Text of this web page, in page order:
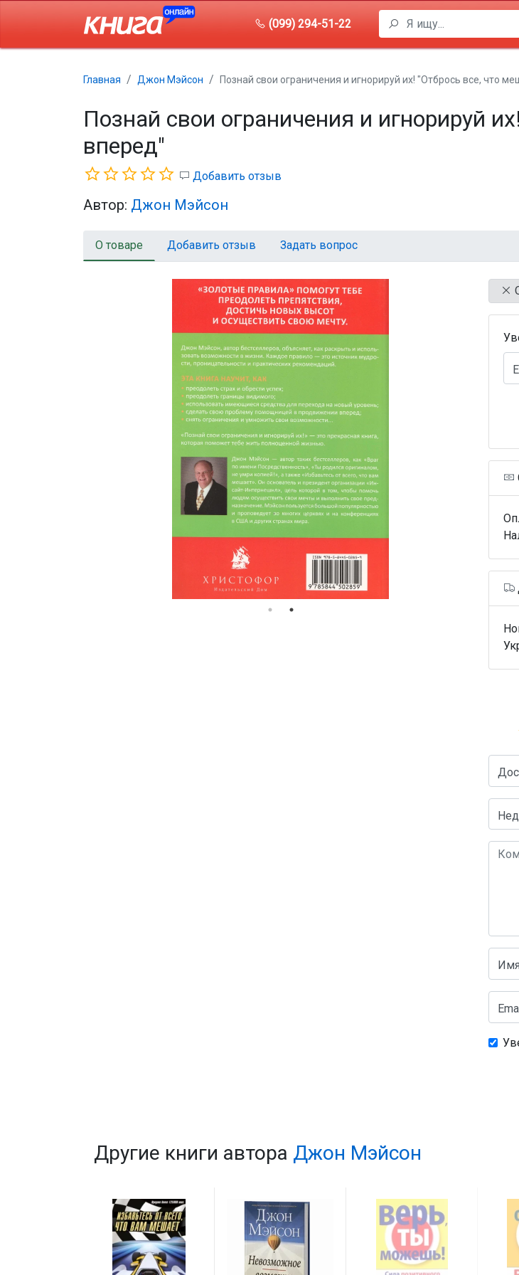
(099) 294-51-22
Главная Джон Мэйсон Познай свои ограничения и игнорируй их! "Отбрось все, что
Познай свои ограничения и игнорируй
вперед"
Добавить отзыв
Автор: Джон Мэйсон
О товаре Добавить отзыв Задать вопрос
Другие книги автора Джон Мэйсон